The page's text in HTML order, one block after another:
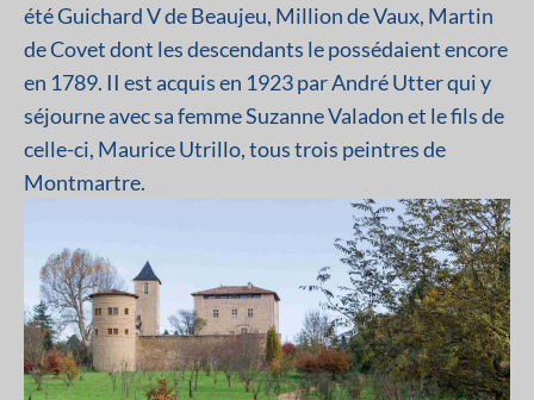
été Guichard V de Beaujeu, Million de Vaux, Martin
de Covet dont les descendants le possédaient encore
en 1789. II est acquis en 1923 par André Utter qui y
séjourne avec sa femme Suzanne Valadon et le fils de
celle-ci, Maurice Utrillo, tous trois peintres de
Montmartre.